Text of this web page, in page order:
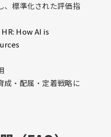
、標準化された評価指
How AI is
成・配属・定着戦略に